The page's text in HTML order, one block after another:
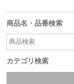
商品名・品番検索
カテゴリ検索